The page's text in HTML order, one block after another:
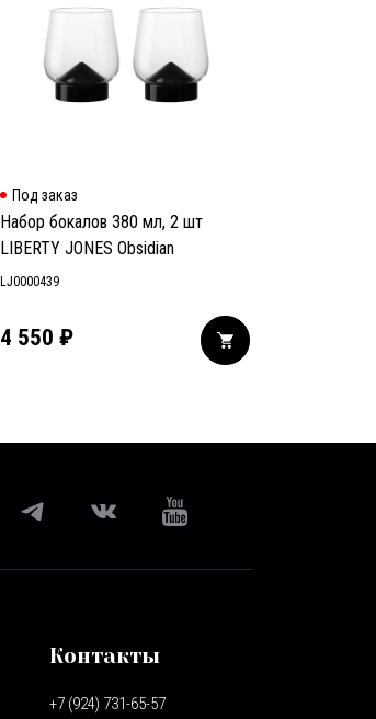
Под заказ
Набор бокалов 380 мл, 2 шт
LIBERTY JONES Obsidian
LJ0000439
4 550 ₽
Контакты
+7 (924) 731-65-57